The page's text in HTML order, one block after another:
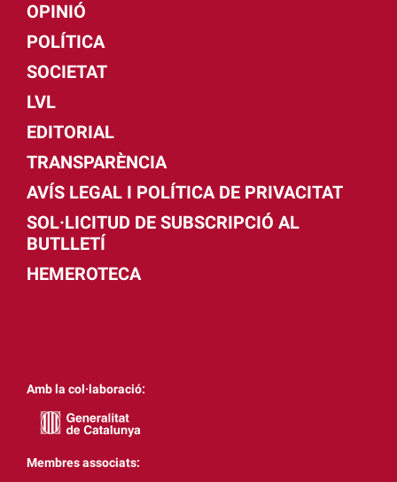
OPINIÓ
POLÍTICA
SOCIETAT
LVL
EDITORIAL
TRANSPARÈNCIA
AVÍS LEGAL I POLÍTICA DE PRIVACITAT
SOL·LICITUD DE SUBSCRIPCIÓ AL
BUTLLETÍ
HEMEROTECA
Amb la col·laboració:
Membres associats: